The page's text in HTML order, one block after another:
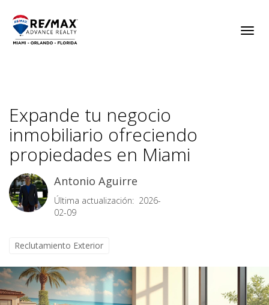
Expande tu negocio
inmobiliario ofreciendo
propiedades en Miami
Antonio Aguirre
Última actualización: 2026-
02-09
Reclutamiento Exterior